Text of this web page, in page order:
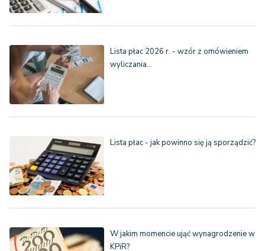
Lista płac 2026 r. - wzór z omówieniem
wyliczania…
Lista płac - jak powinno się ją sporządzić?
W jakim momencie ująć wynagrodzenie w
KPiR?